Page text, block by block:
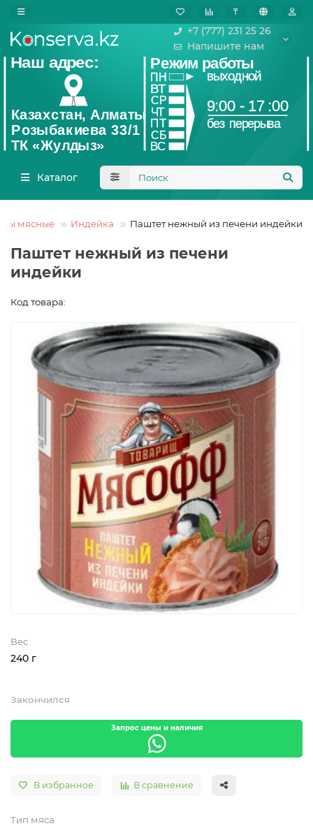
₸
+7 (777) 231 25 26
Напишите нам
Каталог
мясные Индейка Паштет нежный из печени индейки
Паштет нежный из печени
индейки
Код товара:
Вес
240 г
Закончился
Запрос цены и наличия
В избранное В сравнение
Тип мяса